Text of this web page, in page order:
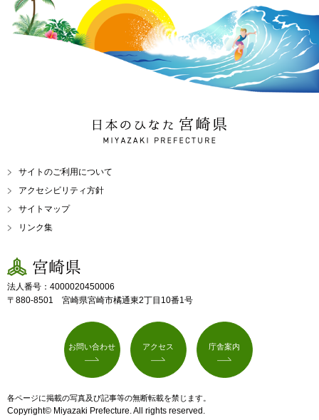
日本のひなた 宮崎県
MIYAZAKI PREFECTURE
サイトのご利用について
アクセシビリティ方針
サイトマップ
リンク集
宮崎県
法人番号：4000020450006
〒880-8501 宮崎県宮崎市橘通東2丁目10番1号
お問い合わせ アクセス 庁舎案内
各ページに掲載の写真及び記事等の無断転載を禁じます。
Copyright© Miyazaki Prefecture. All rights reserved.